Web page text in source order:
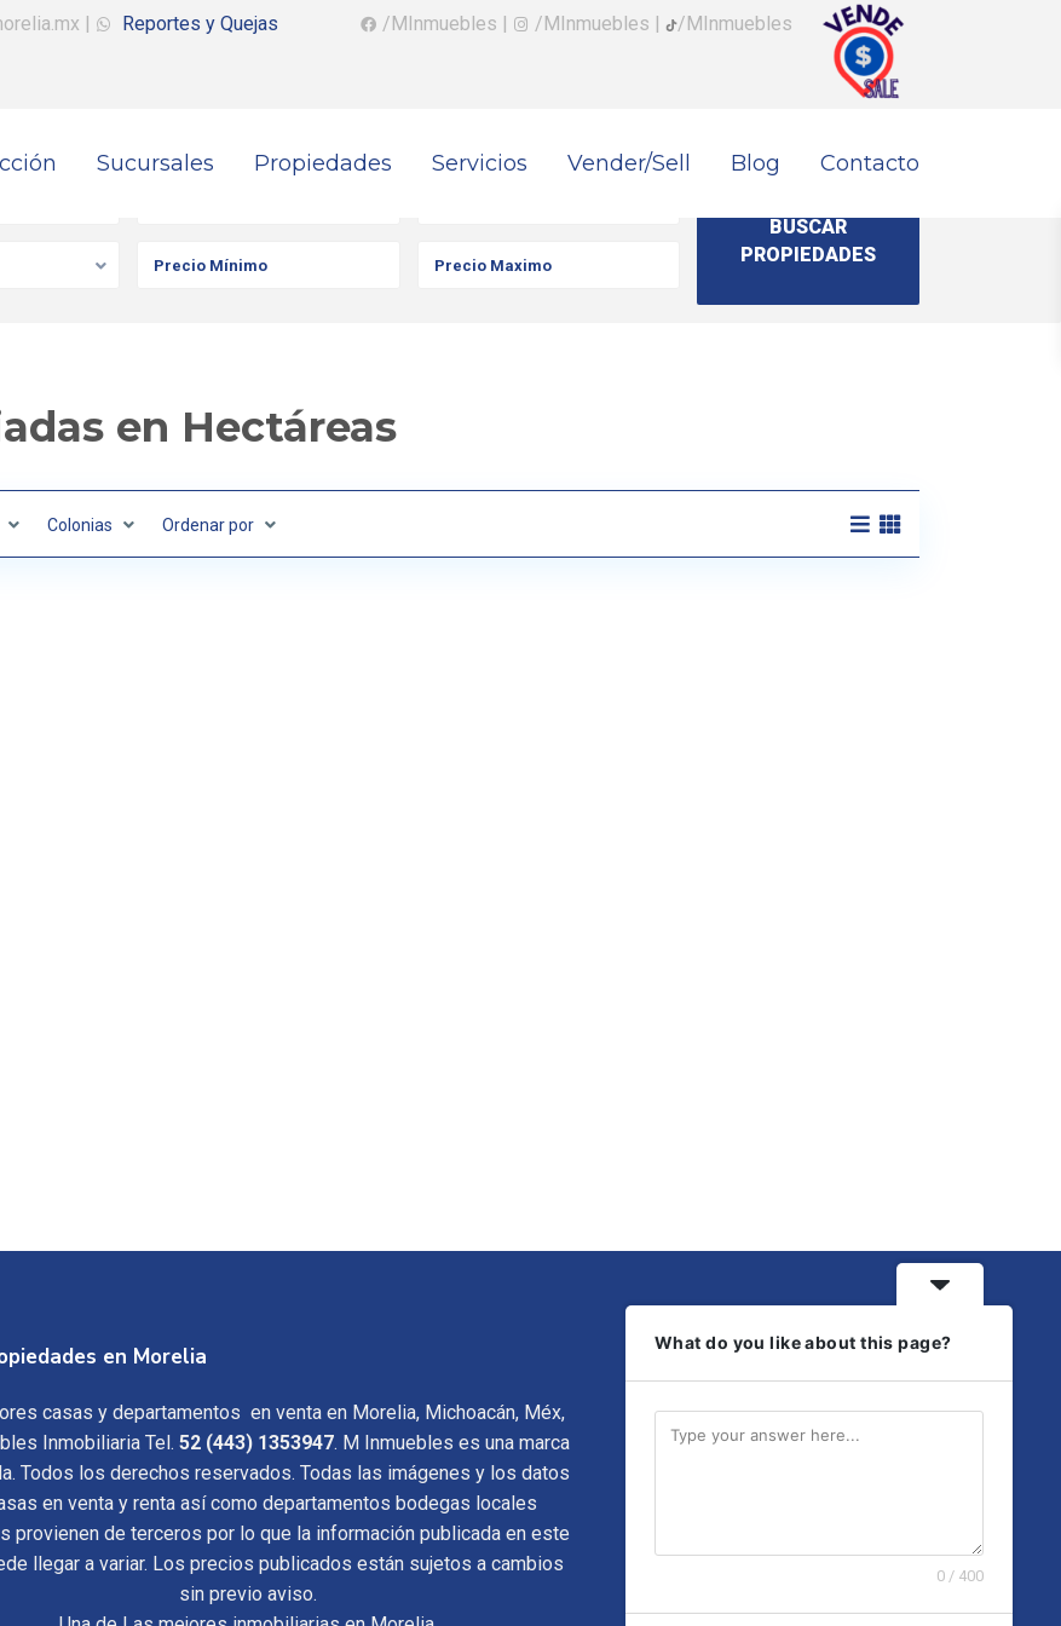
| Reportes y Quejas /MInmuebles | /MInmuebles | /MInmuebles
Sucursales Propiedades Servicios Vender/Sell Blog Contacto
en Hectáreas
Colonias Ordenar por
en Morelia
casas y departamentos en venta en Morelia, Michoacán, Méx,
Inmobiliaria Tel. 52 (443) 1353947. M Inmuebles es una marca
Todos los derechos reservados. Todas las imágenes y los datos
en venta y renta así como departamentos bodegas locales
provienen de terceros por lo que la información publicada en este
llegar a variar. Los precios publicados están sujetos a cambios
sin previo aviso.
What do you like about this page?
0 / 400